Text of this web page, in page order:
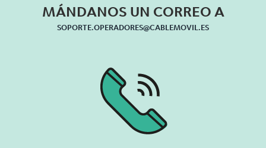
MÁNDANOS UN CORREO A
SOPORTE.OPERADORES@CABLEMOVIL.ES